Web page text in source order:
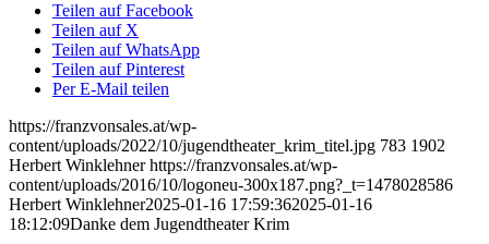
Teilen auf Facebook
Teilen auf X
Teilen auf WhatsApp
Teilen auf Pinterest
Per E-Mail teilen
https://franzvonsales.at/wp-
content/uploads/2022/10/jugendtheater_krim_titel.jpg 783 1902
Herbert Winklehner https://franzvonsales.at/wp-
content/uploads/2016/10/logoneu-300x187.png?_t=1478028586
Herbert Winklehner2025-01-16 17:59:362025-01-16
18:12:09Danke dem Jugendtheater Krim